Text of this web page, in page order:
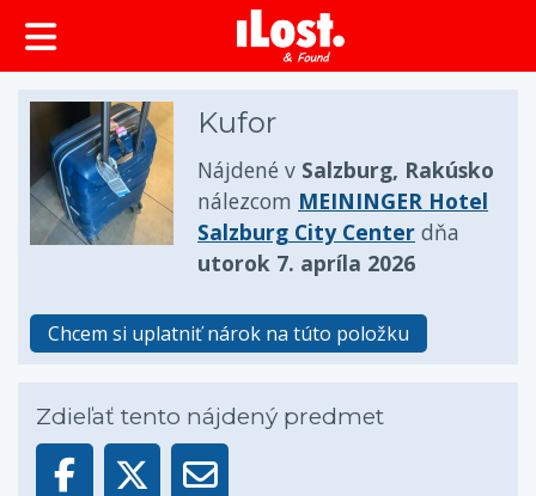
Kufor
Nájdené v Salzburg, Rakúsko
nálezcom MEININGER Hotel
Salzburg City Center dňa
utorok 7. apríla 2026
Chcem si uplatniť nárok na túto položku
Zdieľať tento nájdený predmet